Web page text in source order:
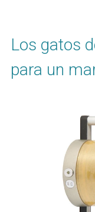
Los gatos
para un